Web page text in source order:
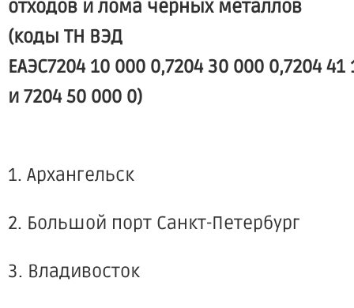
отходов и лома черных металлов
(коды ТН ВЭД
ЕАЭС7204 10 000 0,7204 30 000 0,7204
и 7204 50 000 0)
1. Архангельск
2. Большой порт Санкт-Петербург
3. Владивосток